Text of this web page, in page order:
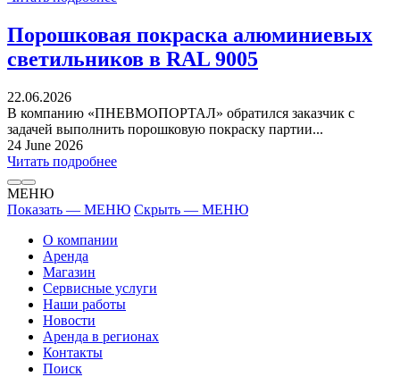
Порошковая покраска алюминиевых
светильников в RAL 9005
22.06.2026
В компанию «ПНЕВМОПОРТАЛ» обратился заказчик с
задачей выполнить порошковую покраску партии...
24 June 2026
Читать подробнее
МЕНЮ
Показать — МЕНЮ Скрыть — МЕНЮ
О компании
Аренда
Магазин
Сервисные услуги
Наши работы
Новости
Аренда в регионах
Контакты
Поиск